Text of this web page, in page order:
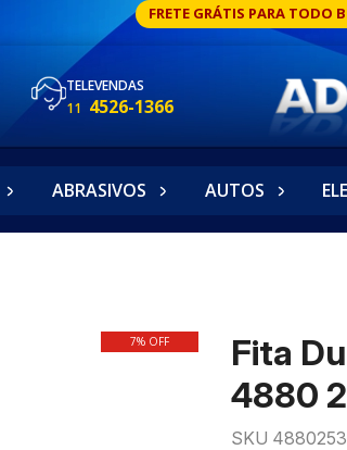
FRETE GRÁTIS PARA TODO
TELEVENDAS
11 4526-1366
ABRASIVOS AUTOS
7% OFF
Fita
4880
SKU